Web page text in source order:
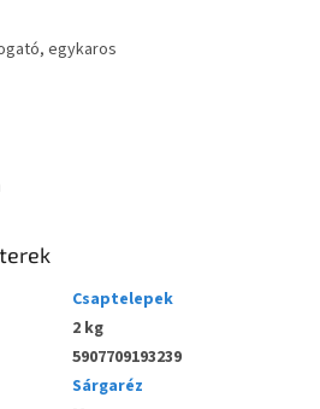
egykaros
Csaptelepek
2 kg
5907709193239
Sárgaréz